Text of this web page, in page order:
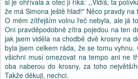
si je ohřívala a otec jí říká: ,,Vidíš, ta
že má Simona ještě hlad!" Něco pravdy na
O mém zítřejším volnu řeč nebyla, ale já
Oni pravděpodobně zítra pojedou na ten
jak jsem viděla na chodbě dvě krosny na
byla jsem celkem ráda, že se tomu
všichni musí omezovat na tempo ani ne
oba naberou do krosny, za toho
Takže děkuji, nechci.